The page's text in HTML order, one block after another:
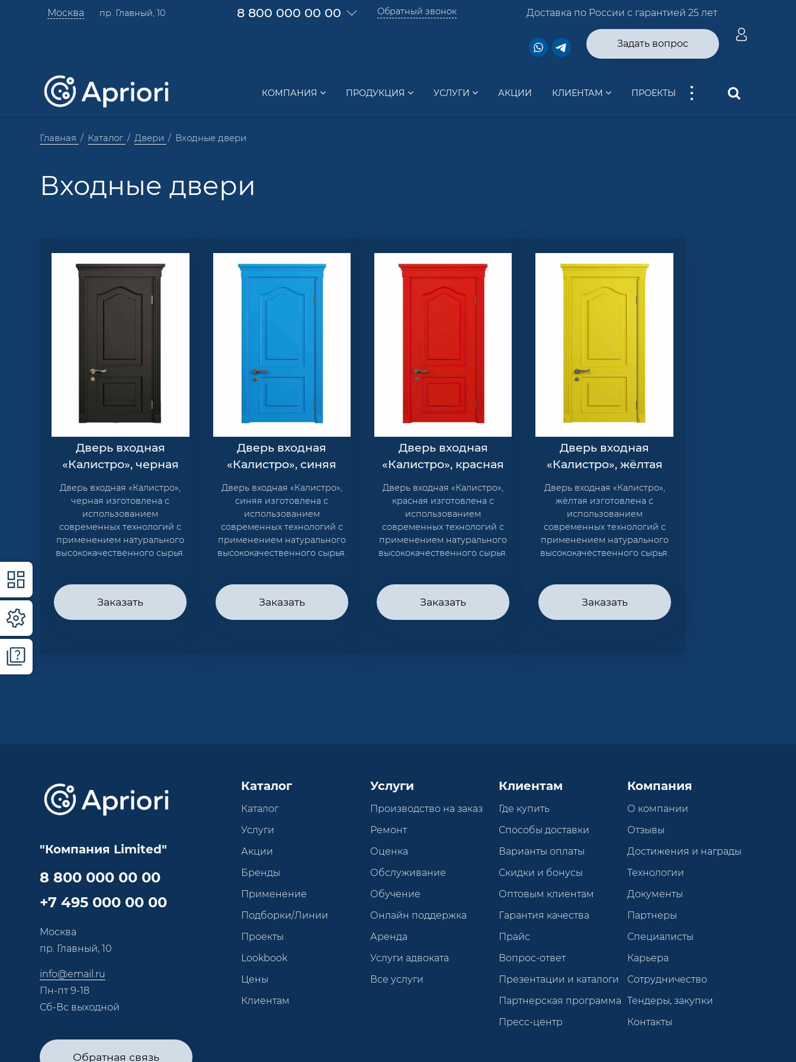
Москва пр. Главный, 10 8 800 000 00 00 Обратный звонок Доставка по России с гарантией 25 лет
Задать вопрос
КОМПАНИЯ ПРОДУКЦИЯ УСЛУГИ АКЦИИ КЛИЕНТАМ ПРОЕКТЫ ...
Главная Каталог Двери Входные двери
Входные двери
Дверь входная
«Калистро», черная
Дверь входная «Калистро»,
черная изготовлена с
использованием
современных технологий с
применением натурального
высококачественного сырья.
Заказать
Дверь входная
«Калистро», синяя
Дверь входная «Калистро»,
синяя изготовлена с
использованием
современных технологий с
применением натурального
высококачественного сырья.
Заказать
Дверь входная
«Калистро», красная
Дверь входная «Калистро»,
красная изготовлена с
использованием
современных технологий с
применением натурального
высококачественного сырья.
Заказать
Дверь входная
«Калистро», жёлтая
Дверь входная «Калистро»,
жёлтая изготовлена с
использованием
современных технологий с
применением натурального
высококачественного сырья.
Заказать
"Компания Limited"
8 800 000 00 00
+7 495 000 00 00
Москва
пр. Главный, 10
info@email.ru
Пн-пт 9-18
Сб-Вс выходной
Обратная связь
Каталог
Каталог
Услуги
Акции
Бренды
Применение
Подборки/Линии
Проекты
Lookbook
Цены
Клиентам
Услуги
Производство на заказ
Ремонт
Оценка
Обслуживание
Обучение
Онлайн поддержка
Аренда
Услуги адвоката
Все услуги
Клиентам
Где купить
Способы доставки
Варианты оплаты
Скидки и бонусы
Оптовым клиентам
Гарантия качества
Прайс
Вопрос-ответ
Презентации и каталоги
Партнерская программа
Пресс-центр
Компания
О компании
Отзывы
Достижения и награды
Технологии
Документы
Партнеры
Специалисты
Карьера
Сотрудничество
Тендеры, закупки
Контакты